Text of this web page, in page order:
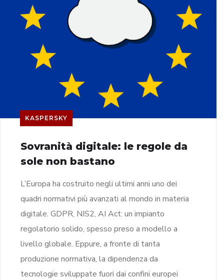
KASPERSKY
Sovranità digitale: le regole da
sole non bastano
L’Europa ha costruito negli ultimi anni uno dei
quadri normativi più avanzati al mondo in materia
digitale. GDPR, NIS2, AI Act: un impianto
regolatorio solido, spesso preso a modello a
livello globale. Eppure, a fronte di tanta
produzione normativa, la dipendenza da
tecnologie sviluppate fuori dai confini europei